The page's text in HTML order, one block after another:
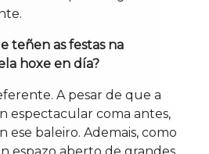
teñen as festas na
hoxe en día?
A pesar de que a
espectacular coma antes,
ese baleiro. Ademais, como
espazo aberto de grandes